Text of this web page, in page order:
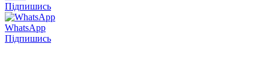
Підпишись
WhatsApp
Підпишись